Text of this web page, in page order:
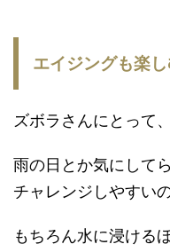
エイジングも楽
ズボラさんにとって
雨の日とか気にして
チャレンジしやすい
もちろん水に浸ける